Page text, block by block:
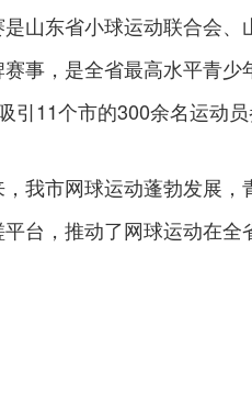
山东省小球运动联合会
事，是全省最高水平青
引11个市的300余名运动员
市网球运动蓬勃发展，
台，推动了网球运动在全